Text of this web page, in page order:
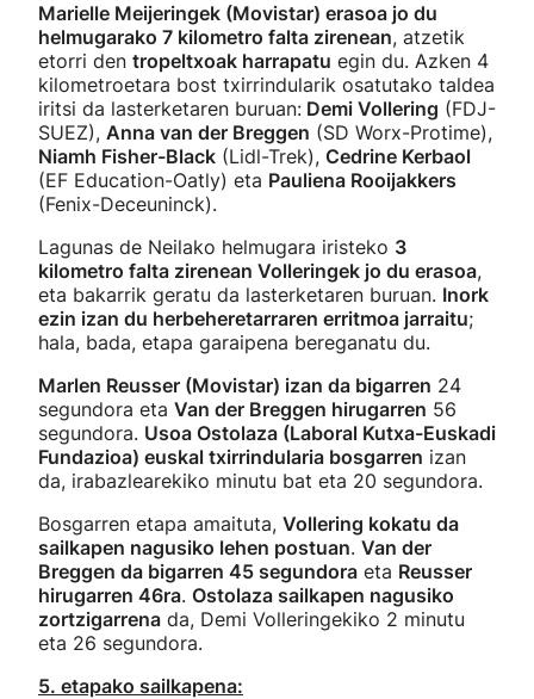
Marielle Meijeringek (Movistar) erasoa jo du
helmugarako 7 kilometro falta zirenean, atzetik
etorri den tropeltxoak harrapatu egin du. Azken 4
kilometroetara bost txirrindularik osatutako taldea
iritsi da lasterketaren buruan: Demi Vollering (FDJ-
SUEZ), Anna van der Breggen (SD Worx-Protime),
Niamh Fisher-Black (Lidl-Trek), Cedrine Kerbaol
(EF Education-Oatly) eta Pauliena Rooijakkers
(Fenix-Deceuninck).
Lagunas de Neilako helmugara iristeko 3
kilometro falta zirenean Volleringek jo du erasoa,
eta bakarrik geratu da lasterketaren buruan. Inork
ezin izan du herbeheretarraren erritmoa jarraitu;
hala, bada, etapa garaipena bereganatu du.
Marlen Reusser (Movistar) izan da bigarren 24
segundora eta Van der Breggen hirugarren 56
segundora. Usoa Ostolaza (Laboral Kutxa-Euskadi
Fundazioa) euskal txirrindularia bosgarren izan
da, irabazlearekiko minutu bat eta 20 segundora.
Bosgarren etapa amaituta, Vollering kokatu da
sailkapen nagusiko lehen postuan. Van der
Breggen da bigarren 45 segundora eta Reusser
hirugarren 46ra. Ostolaza sailkapen nagusiko
zortzigarrena da, Demi Volleringekiko 2 minutu
eta 26 segundora.
5. etapako sailkapena: